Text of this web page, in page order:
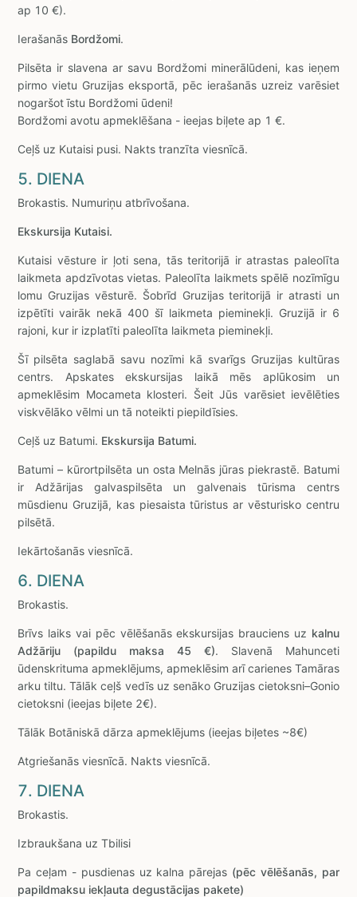
ap 10 €).
Ierašanās Bordžomi.
Pilsēta ir slavena ar savu Bordžomi minerālūdeni, kas ieņem
pirmo vietu Gruzijas eksportā, pēc ierašanās uzreiz varēsiet
nogaršot īstu Bordžomi ūdeni!
Bordžomi avotu apmeklēšana - ieejas biļete ap 1 €.
Ceļš uz Kutaisi pusi. Nakts tranzīta viesnīcā.
5. DIENA
Brokastis. Numuriņu atbrīvošana.
Ekskursija Kutaisi.
Kutaisi vēsture ir ļoti sena, tās teritorijā ir atrastas paleolīta
laikmeta apdzīvotas vietas. Paleolīta laikmets spēlē nozīmīgu
lomu Gruzijas vēsturē. Šobrīd Gruzijas teritorijā ir atrasti un
izpētīti vairāk nekā 400 šī laikmeta pieminekļi. Gruzijā ir 6
rajoni, kur ir izplatīti paleolīta laikmeta pieminekļi.
Šī pilsēta saglabā savu nozīmi kā svarīgs Gruzijas kultūras
centrs. Apskates ekskursijas laikā mēs aplūkosim un
apmeklēsim Mocameta klosteri. Šeit Jūs varēsiet ievēlēties
viskvēlāko vēlmi un tā noteikti piepildīsies.
Ceļš uz Batumi. Ekskursija Batumi.
Batumi – kūrortpilsēta un osta Melnās jūras piekrastē. Batumi
ir Adžārijas galvaspilsēta un galvenais tūrisma centrs
mūsdienu Gruzijā, kas piesaista tūristus ar vēsturisko centru
pilsētā.
Iekārtošanās viesnīcā.
6. DIENA
Brokastis.
Brīvs laiks vai pēc vēlēšanās ekskursijas brauciens uz kalnu
Adžāriju
(papildu maksa 45 €). Slavenā Mahunceti
ūdenskrituma apmeklējums, apmeklēsim arī carienes Tamāras
arku tiltu. Tālāk ceļš vedīs uz senāko Gruzijas cietoksni–Gonio
cietoksni (ieejas biļete 2€).
Tālāk Botāniskā dārza apmeklējums (ieejas biļetes ~8€)
Atgriešanās viesnīcā. Nakts viesnīcā.
7. DIENA
Brokastis.
Izbraukšana uz Tbilisi
Pa ceļam - pusdienas uz kalna pārejas (pēc vēlēšanās, par
papildmaksu iekļauta degustācijas pakete)